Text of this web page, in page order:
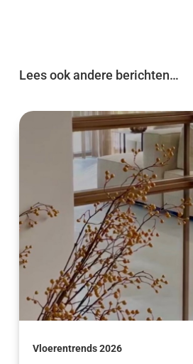
Lees ook andere berichten…
Vloerentrends 2026